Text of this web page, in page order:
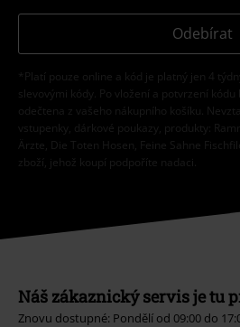
Odebírat
*Platí pouze online a kód je platný jen 4
slevovými kódy. Po vložení a potvrzení kódu
odečtena z vašeho nákupního košíku.
vstupenky, dárkové poukazy, produkty:
Ärzte, Die Toten Hosen, Feine Sahne
zboží, jehož koupí podpoříte nadaci.
Náš zákaznický servis je tu
Znovu dostupné: Pondělí od 09:00 do